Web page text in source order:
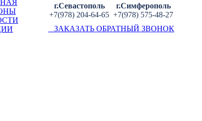
г.Севастополь
+7(978) 204-64-65
г.Симферополь
+7(978) 575-48-27
ЗАКАЗАТЬ ОБРАТНЫЙ ЗВОНОК